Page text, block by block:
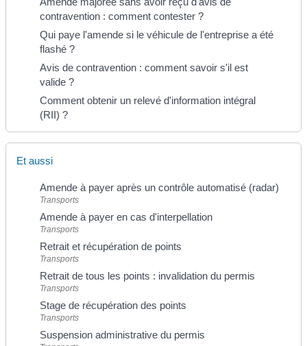
contravention : comment contester ?
Qui paye l'amende si le véhicule de l'entreprise a été
flashé ?
Avis de contravention : comment savoir s'il est
valide ?
Comment obtenir un relevé d'information intégral
(RII) ?
Et aussi
Amende à payer après un contrôle automatisé (radar)
Transports
Amende à payer en cas d'interpellation
Transports
Retrait et récupération de points
Transports
Retrait de tous les points : invalidation du permis
Transports
Stage de récupération des points
Transports
Suspension administrative du permis